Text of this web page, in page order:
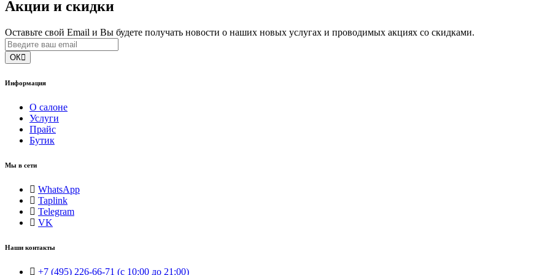
Акции и скидки
Оставьте свой Email и Вы будете получать новости о наших новых услугах и проводимых акциях со скидками.
ОК
Информация
О салоне
Услуги
Прайс
Бутик
Мы в сети
WhatsApp
Taplink
Telegram
VK
Наши контакты
+7 (495) 226-66-71 (с 10:00 до 21:00)